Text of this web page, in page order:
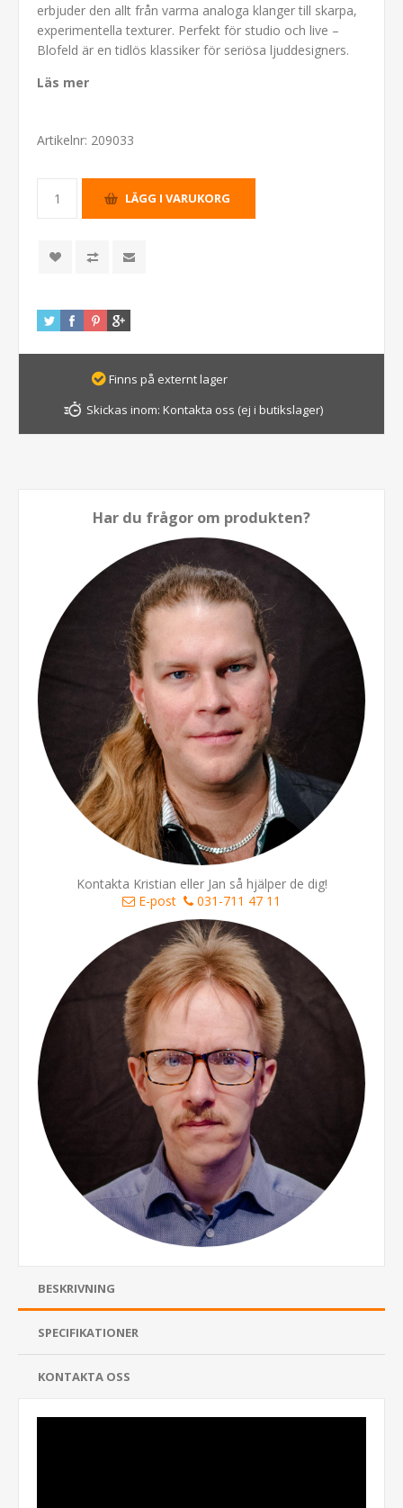
erbjuder den allt från varma analoga klanger till skarpa,
experimentella texturer. Perfekt för studio och live –
Blofeld är en tidlös klassiker för seriösa ljuddesigners.
Läs mer
Artikelnr: 209033
Finns på externt lager
Skickas inom: Kontakta oss (ej i butikslager)
Har du frågor om produkten?
Kontakta Kristian eller Jan så hjälper de dig!
E-post
031-711 47 11
BESKRIVNING
SPECIFIKATIONER
KONTAKTA OSS